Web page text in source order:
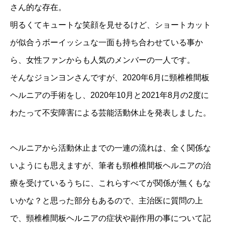
さん的な存在。
明るくてキュートな笑顔を見せるけど、ショートカット
が似合うボーイッシュな一面も持ち合わせている事か
ら、女性ファンからも人気のメンバーの一人です。
そんなジョンヨンさんですが、2020年6月に頸椎椎間板
ヘルニアの手術をし、2020年10月と2021年8月の2度に
わたって不安障害による芸能活動休止を発表しました。
ヘルニアから活動休止までの一連の流れは、全く関係な
いようにも思えますが、筆者も頸椎椎間板ヘルニアの治
療を受けているうちに、これらすべてが関係が無くもな
いかな？と思った部分もあるので、主治医に質問の上
で、頸椎椎間板ヘルニアの症状や副作用の事について記